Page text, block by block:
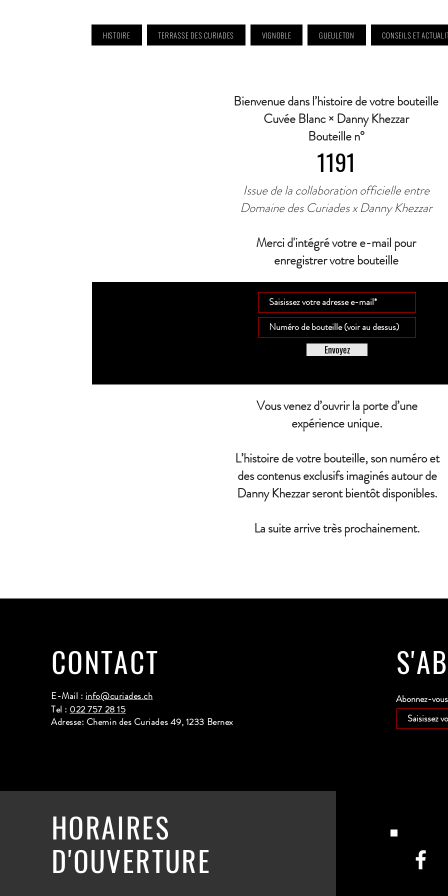
HISTOIRE TERRASSE DES CURIADES VIGNOBLE GUEULETON CONSEILS ET
Bienvenue dans l’histoire de votre bouteille
Cuvée Blanc × Danny Khezzar
Bouteille n°
1191
Issue de la collaboration officielle entre
Domaine des Curiades x Danny Khezzar
Merci d'intégré votre e-mail pour
enregistrer votre bouteille
Envoyez
Vous venez d’ouvrir la porte d’une
expérience unique.
L’histoire de votre bouteille, son numéro et
des contenus exclusifs imaginés autour de
Danny Khezzar seront bientôt disponibles.
La suite arrive très prochainement.
CONTACT
E-Mail : info@curiades.ch
Tel : 022 757 28 15
Adresse: Chemin des Curiades 49, 1233 Bernex
Abonnez-
HORAIRES
D'OUVERTURE